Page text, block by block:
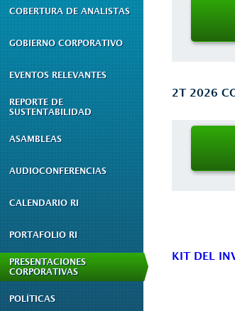
COBERTURA DE ANALISTAS
GOBIERNO CORPORATIVO
EVENTOS RELEVANTES
REPORTE DE
SUSTENTABILIDAD
ASAMBLEAS
AUDIOCONFERENCIAS
CALENDARIO RI
PORTAFOLIO RI
PRESENTACIONES
CORPORATIVAS
POLÍTICAS
2T 2026
KIT DEL